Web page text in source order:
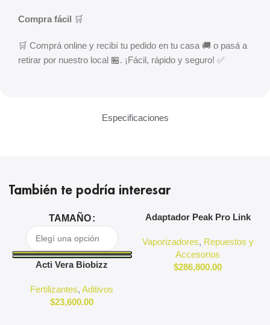
Especificaciones
Compra fácil 🛒
🛒 Comprá online y recibí tu pedido en tu casa 🚚 o pasá a
retirar por nuestro local 🏪. ¡Fácil, rápido y seguro! ✅
También te podría interesar
TAMAÑO
Acti Vera Biobizz
Fertilizantes,Aditivos
$23,600.00
Adaptador Peak Pro Link
Vaporizadores, Repuestos y
Accesorios
$286,800.00